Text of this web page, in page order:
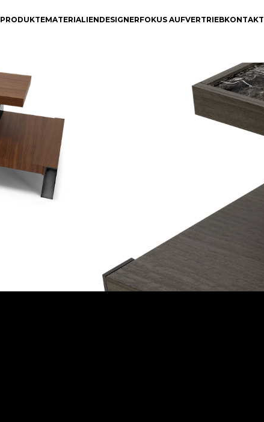
PRODUKTEMATERIALIENDESIGNERFOKUS AUFVERTRIEBKONTAKT